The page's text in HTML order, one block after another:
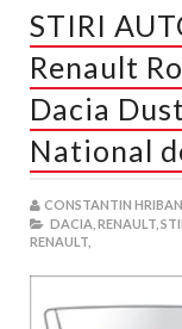
STIRI
Renault
Dacia
National
CONSTANTIN HRIBAN
DACIA, RENAULT,
RENAULT,